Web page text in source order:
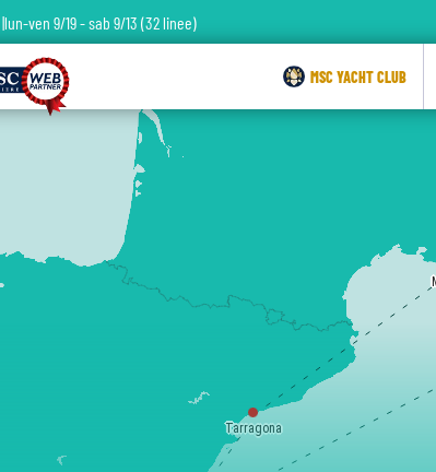
Tarragona
|lun-ven 9/19 - sab 9/13 (32 linee)
MSC YACHT CLUB